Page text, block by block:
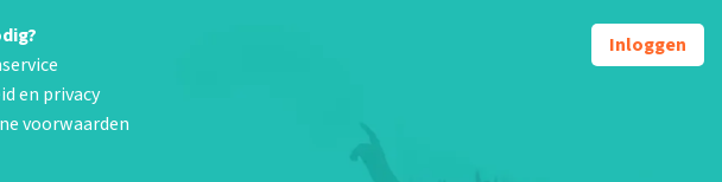
en privacy
voorwaarden
Inloggen